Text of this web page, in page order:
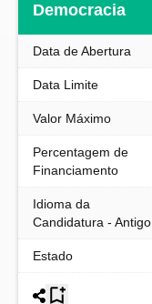
Democracia
Data de Abertura
Data Limite
Valor Máximo
Percentagem de
Financiamento
Idioma da
Candidatura - Antigo
Estado